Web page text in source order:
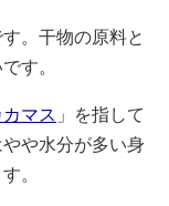
。干物の原料と
す。
マス 」を指して
や水分が多い身
。